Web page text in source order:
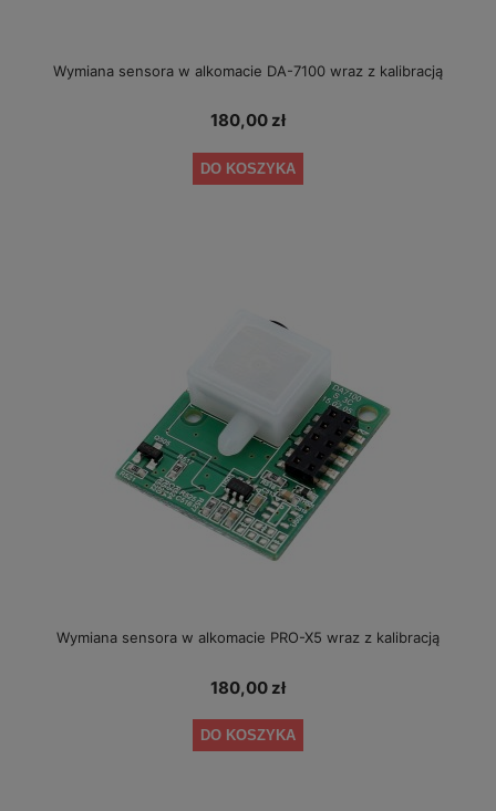
Wymiana sensora w alkomacie DA-7100 wraz z kalibracją
180,00 zł
DO KOSZYKA
Wymiana sensora w alkomacie PRO-X5 wraz z kalibracją
180,00 zł
DO KOSZYKA